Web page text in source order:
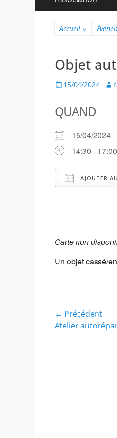
principal
Accueil »
Objet
Posted
15/04/2024
QUAND
15/04/2024
14:30 - 17:00
AJOUTER
Carte non
Un objet cassé/
Navigation
de
← Précédent
Article
Atelier